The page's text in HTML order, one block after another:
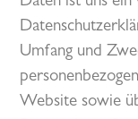
Umfang und
Website sowie